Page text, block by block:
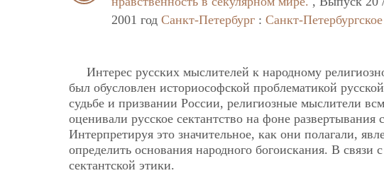
2001 год Санкт-Петербург : Санкт-
Интерес русских мыслителей к народному
был обусловлен историософской проблематикой
судьбе и призвании России, религиозные мыслители
оценивали русское сектантство на фоне
Интерпретируя это значительное, как они полагали,
определить основания народного богоискания. В
сектантской этики.